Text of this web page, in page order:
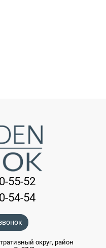
55-52
54-54
округ, район